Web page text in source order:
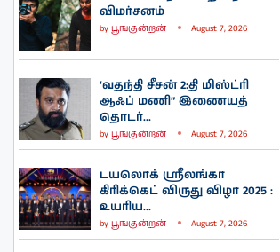
விமர்சனம்
by பூங்குன்றன் August 7, 2026
‘வதந்தி சீசன் 2:தி மிஸ்ட்ரி
ஆஃப் மணி” இணையத்
தொடர்...
by பூங்குன்றன் August 7, 2026
டயலொக் ஸ்ரீலங்கா
கிரிக்கெட் விருது விழா 2025 :
உயரிய...
by பூங்குன்றன் August 7, 2026